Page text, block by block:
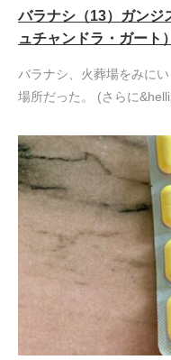
バラナシ（13）ガンジ
ュチャンドラ・ガート）
バラナシ、火葬場をみに
場所だった。 (さらに